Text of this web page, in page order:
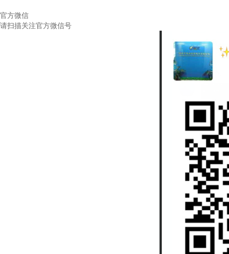
官方微信
请扫描关注官方微信号